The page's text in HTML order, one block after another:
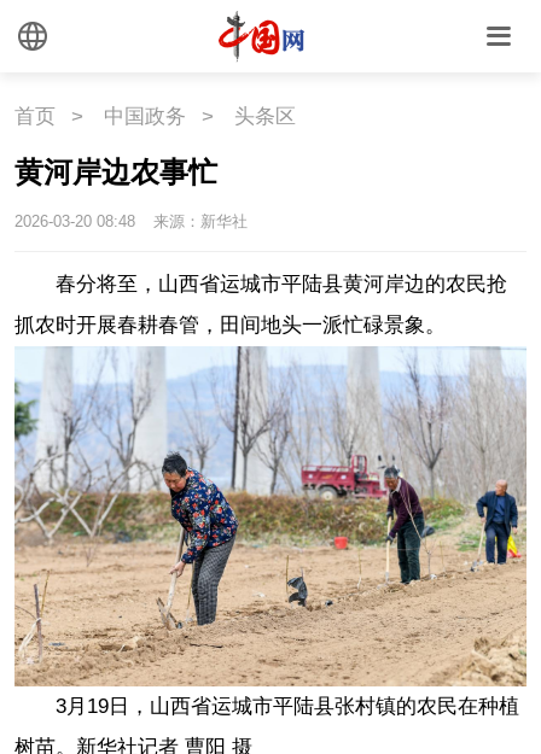
首页 > 中国政务 > 头条区
黄河岸边农事忙
2026-03-20 08:48 来源：新华社
春分将至，山西省运城市平陆县黄河岸边的农民抢
抓农时开展春耕春管，田间地头一派忙碌景象。
3月19日，山西省运城市平陆县张村镇的农民在种植
树苗。新华社记者 曹阳 摄